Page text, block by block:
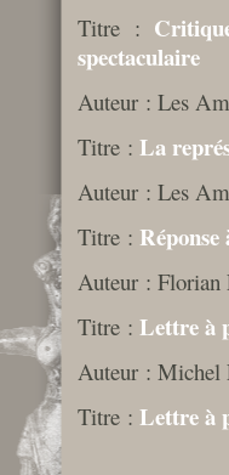
Titre :
spectaculaire
Auteur : Les
Titre : La
Auteur : Les
Titre :
Auteur : Florian
Titre : Lettre à
Auteur : Michel
Titre : Lettre à